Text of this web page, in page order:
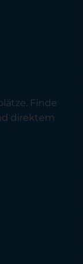
Finde
direktem